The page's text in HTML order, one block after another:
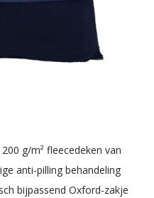
g/m² fleecedeken van
anti-pilling behandeling
bijpassend Oxford-zakje